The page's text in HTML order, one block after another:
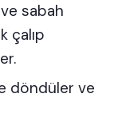
sabah
çalıp
döndüler ve